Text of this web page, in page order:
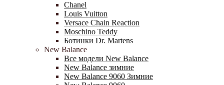
Chanel
Louis Vuitton
Versace Chain Reaction
Moschino Teddy
Ботинки Dr. Martens
New Balance
Все модели New Balance
New Balance зимние
New Balance 9060 Зимние